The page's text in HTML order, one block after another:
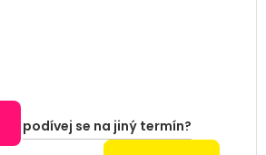
podívej se na jiný termín?